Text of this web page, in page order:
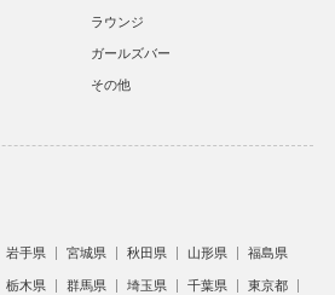
ラウンジ
ガールズバー
その他
岩手県 宮城県 秋田県 山形県 福島県
栃木県 群馬県 埼玉県 千葉県
東京都